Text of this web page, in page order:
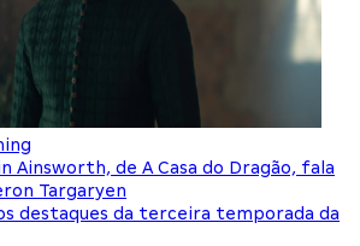
Ainsworth, de A Casa do Dragão, fala
Targaryen
destaques da terceira temporada da